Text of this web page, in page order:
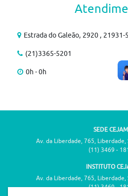
Estrada do Galeão, 2920 , 21931-
(21)3365-5201
0h - 0h
SEDE CEJAM
Av. da Liberdade, 765, Liberdade,
(11) 3469 -
INSTITUTO
Av. da Liberdade, 765, Liberdade,
(11) 3469 -